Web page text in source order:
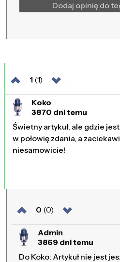
Dodaj opinię do
1(1)
Koko
3870 dni temu
Świetny artykuł, ale gdzie
w połowię zdania, a
niesamowicie!
0 (0)
Admin
3869 dni temu
Do Koko: Artykuł nie jest